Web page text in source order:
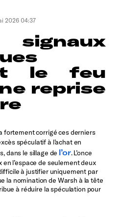
2026 04:37
le feu
reprise
fortement corrigé ces derniers
spéculatif à l’achat en
dans le sillage de l’or. L’once
en l’espace de seulement deux
à justifier uniquement par
la nomination de Warsh à la tête
à réduire la spéculation pour